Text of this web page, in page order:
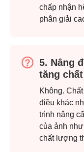
chấp nhận
phân giải
5. Nâng
tăng
Không.
điều khác
trình nâng
của ảnh
chất lượng